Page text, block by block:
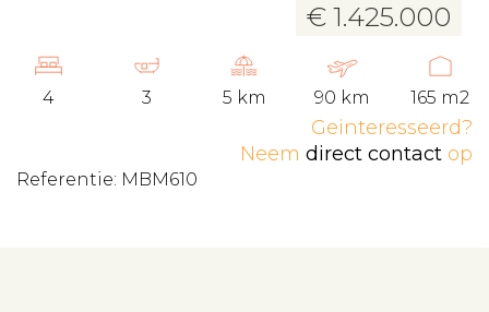
€ 1.425.000
4 3 5 km 90 km 165 m2
Geinteresseerd?
Neem direct contact op
Referentie: MBM610